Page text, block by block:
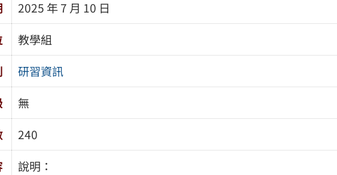
2025 年 7 月 10 日
教學組
研習資訊
無
240
說明：